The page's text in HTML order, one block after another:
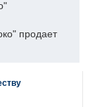
продает